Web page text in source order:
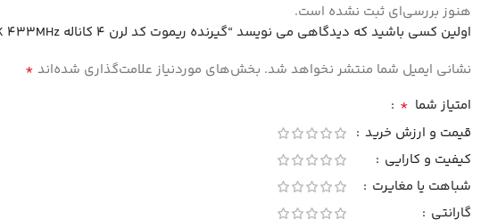
هنوز بررسی‌ای ثبت نشده است.
اولین کسی باشید که دیدگاهی می نویسد “گیرنده ریموت کد لرن 4 کاناله ASK 433MHz سوپرهترودین مدل RX480”
نشانی ایمیل شما منتشر نخواهد شد. بخش‌های موردنیاز علامت‌گذاری شده‌اند *
امتیاز شما *
قیمت و ارزش خرید
کیفیت و کارایی
شباهت یا مغایرت
گارانتی